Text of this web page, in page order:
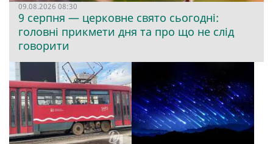
09.08.2026 08:30
9 серпня — церковне свято сьогодні:
головні прикмети дня та про що не слід
говорити